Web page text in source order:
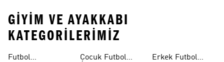
GIYIM VE AYAKKABI
KATEGORILERIMIZ
Futbol
Çocuk Futbol
Erkek Futbol